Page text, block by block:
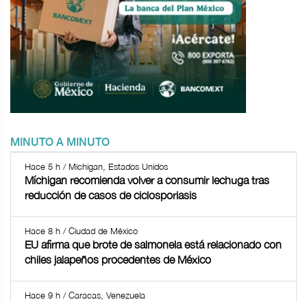
MINUTO A MINUTO
Hace 5 h / Michigan, Estados Unidos
Míchigan recomienda volver a consumir lechuga tras
reducción de casos de ciclosporiasis
Hace 8 h / Ciudad de México
EU afirma que brote de salmonela está relacionado con
chiles jalapeños procedentes de México
Hace 9 h / Caracas, Venezuela